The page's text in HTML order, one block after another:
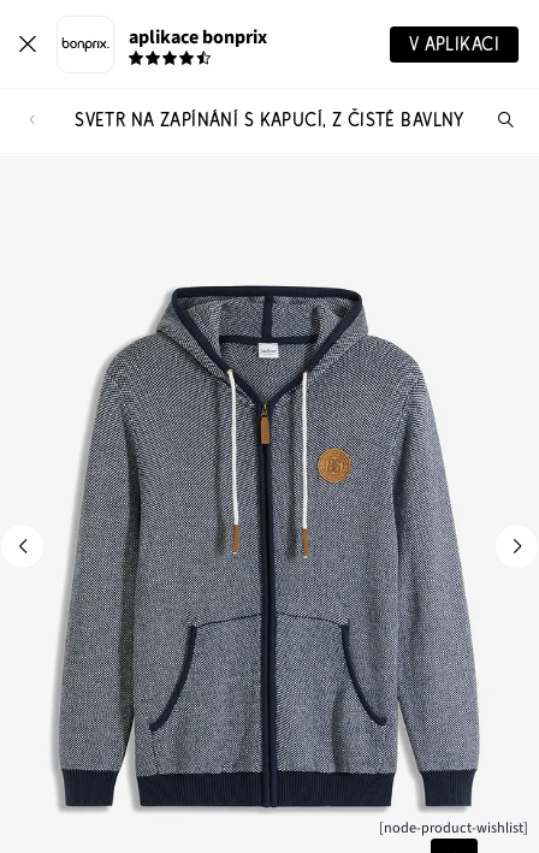
aplikace bonprix V APLIKACI
SVETR NA ZAPÍNÁNÍ S KAPUCÍ, Z ČISTÉ BAVLNY
[node-product-wishlist]